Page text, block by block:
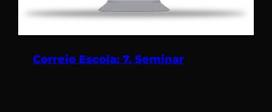
Correio Escola: 7. Seminar